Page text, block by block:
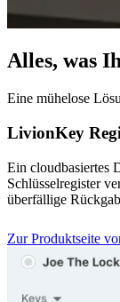
Alles, was
Eine mühelose
LivionKey
Ein cloudbasiertes
Schlüsselregister
überfällige
Zur Produktseite